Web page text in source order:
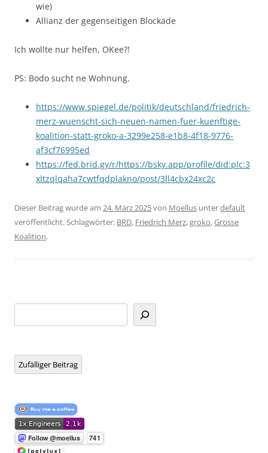
wie)
Allianz der gegenseitigen Blockade
Ich wollte nur helfen, OKee?!
PS: Bodo sucht ne Wohnung.
https://www.spiegel.de/politik/deutschland/friedrich-
merz-wuenscht-sich-neuen-namen-fuer-kuenftige-
koalition-statt-groko-a-3299e258-e1b8-4f18-9776-
af3cf76995ed
https://fed.brid.gy/r/https://bsky.app/profile/did:plc:3
xltzqlqaha7cwtfqdplakno/post/3ll4cbx24xc2c
Dieser Beitrag wurde am 24. März 2025von Moellus unterdefault
veröffentlicht. Schlagwörter: BRD, Friedrich Merz,groko,Grosse
Koalition.
Zufälliger Beitrag